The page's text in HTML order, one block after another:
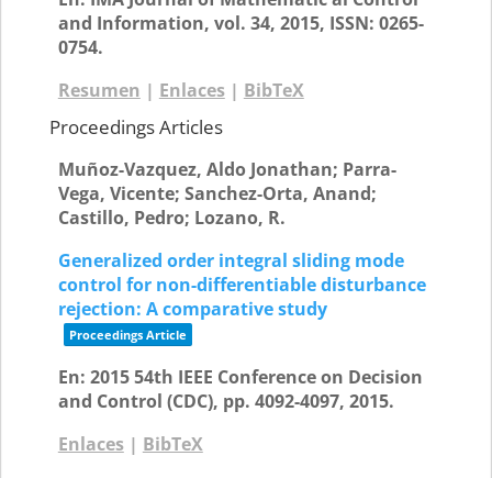
and Information, vol. 34, 2015, ISSN: 0265-
0754.
Resumen | Enlaces| BibTeX
Proceedings Articles
Muñoz-Vazquez, Aldo Jonathan; Parra-
Vega, Vicente; Sanchez-Orta, Anand;
Castillo, Pedro; Lozano, R.
Generalized order integral sliding mode
control for non-differentiable disturbance
rejection: A comparative study
Proceedings Article
En: 2015 54th IEEE Conference on Decision
and Control (CDC), pp. 4092-4097, 2015.
Enlaces| BibTeX